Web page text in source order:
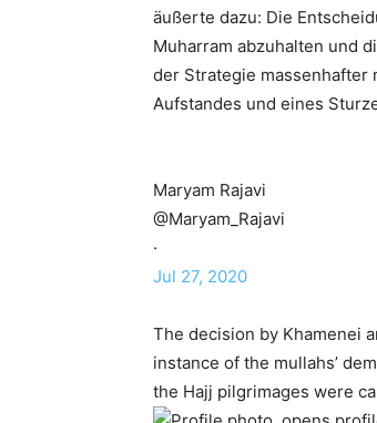
äußerte dazu: Die
Muharram abzuhalten und
der Strategie massenhafter
Aufstandes und eines
Maryam Rajavi
@Maryam_Rajavi
·
Jul 27, 2020
The decision by Khamenei
instance of the mullahs’
the Hajj pilgrimages were